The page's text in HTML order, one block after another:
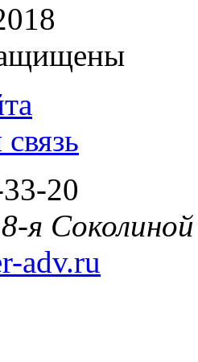
20
8-я
adv.ru